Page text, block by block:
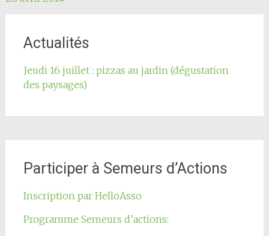
de
Actualités
Jeudi 16 juillet : pizzas au jardin (dégustation
des paysages)
Participer à Semeurs d’Actions
Inscription par HelloAsso
Programme Semeurs d’actions: